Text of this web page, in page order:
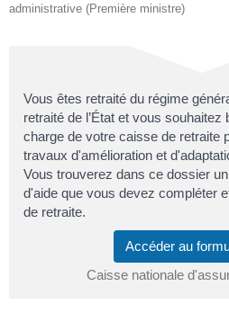
administrative (Première ministre)
Vous êtes retraité du régime
retraité de l’État et vous
charge de votre caisse de retraite
travaux d'amélioration et
Vous trouverez dans ce dossier
d'aide que vous devez compléter
de retraite.
Accéder au
Caisse nationale